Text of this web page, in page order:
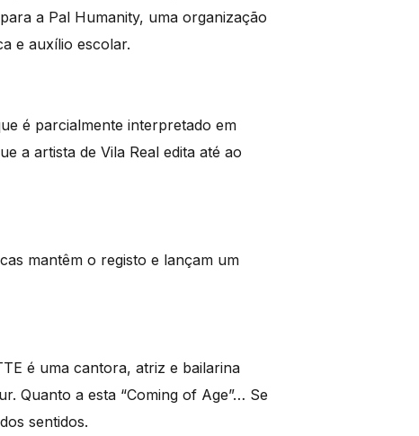
a Pal Humanity, uma organização
e auxílio escolar.
é parcialmente interpretado em
a artista de Vila Real edita até ao
mantêm o registo e lançam um
é uma cantora, atriz e bailarina
Quanto a esta “Coming of Age”… Se
sentidos.